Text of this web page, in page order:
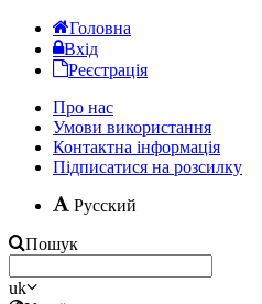
Головна
Вхід
Реєстрація
Про нас
Умови використання
Контактна інформація
Підписатися на розсилку
Русский
Пошук
uk